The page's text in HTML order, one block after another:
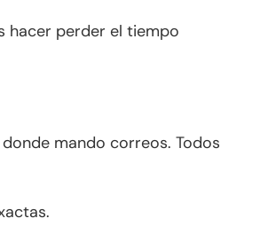
hacer perder el tiempo
mando correos. Todos